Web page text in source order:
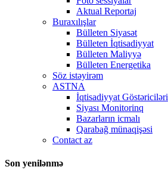
Aktual Reportaj
Buraxılışlar
Bülleten Siyasət
Bülleten İqtisadiyyat
Bülleten Maliyyə
Bülleten Energetika
Söz istəyirəm
ASTNA
İqtisadiyyat Göstəriciləri
Siyası Monitorinq
Bazarların icmalı
Qarabağ münaqişəsi
Contact az
Son yenilənmə